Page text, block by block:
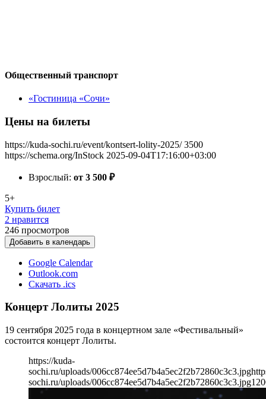
Общественный транспорт
«Гостиница «Сочи»
Цены на билеты
https://kuda-sochi.ru/event/kontsert-lolity-2025/ 3500
https://schema.org/InStock 2025-09-04T17:16:00+03:00
Взрослый: от 3 500 ₽
5+
Купить билет
2 нравится
246 просмотров
Добавить в календарь
Google Calendar
Outlook.com
Скачать .ics
Концерт Лолиты 2025
19 сентября 2025 года в концертном зале «Фестивальный»
состоится концерт Лолиты.
https://kuda-
sochi.ru/uploads/006cc874ee5d7b4a5ec2f2b72860c3c3.jpg
sochi.ru/uploads/006cc874ee5d7b4a5ec2f2b72860c3c3.jpg